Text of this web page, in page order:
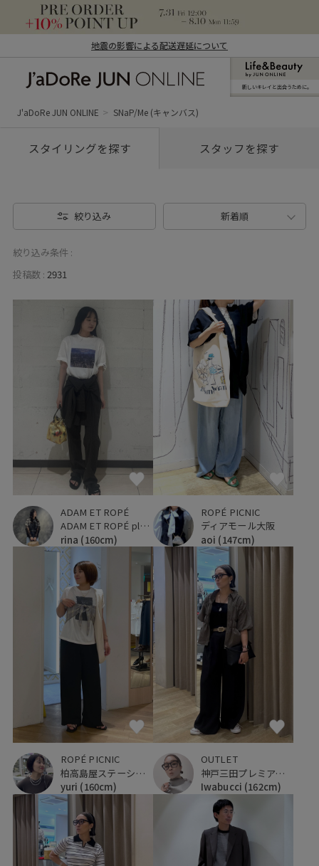
地震の影響による配送遅延について
ン オンライン）
新しいキレイと出合うために。
J'aDoRe JUN ONLINE SNaP/Me (キャンバス)
スタイリングを探す スタッフを探す
絞り込み 新着順
絞り込み条件 :
投稿数 : 2931
ADAM ET ROPÉ
ADAM ET ROPÉ plus ルミネ立川店
rina (160cm)
ROPÉ PICNIC
ディアモール大阪
aoi (147cm)
ROPÉ PICNIC
柏高島屋ステーションモール
yuri (160cm)
OUTLET
神戸三田プレミアム・アウトレット
Iwabucci (162cm)